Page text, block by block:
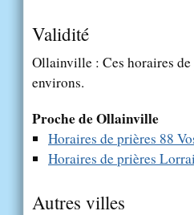
Validité
Ollainville : Ces horaires
environs.
Proche de Ollainville
Horaires de prières 88
Horaires de prières
Autres villes